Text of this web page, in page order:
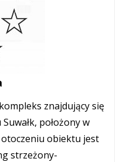
znajdujący się
położony w
obiektu jest
strzeżony-